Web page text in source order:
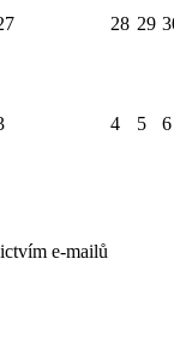
28 29
4 5
6
e-mailů